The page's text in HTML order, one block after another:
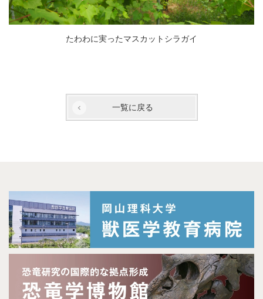
たわわに実ったマスカットシラガイ
一覧に戻る